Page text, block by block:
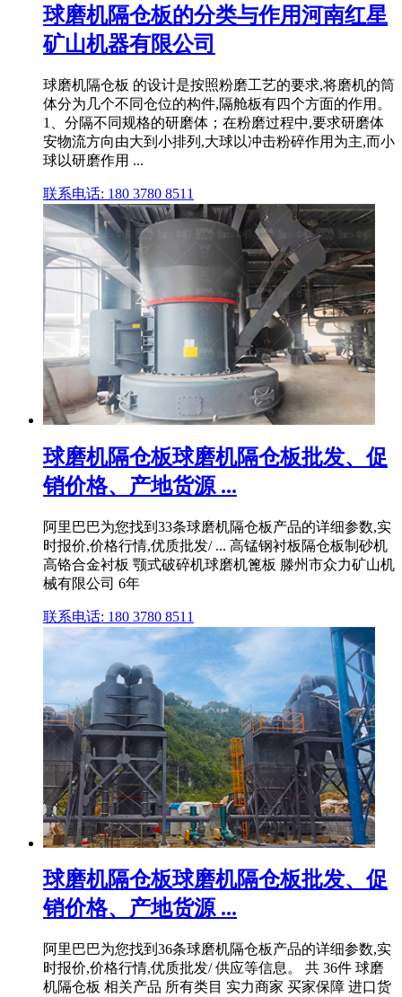
球磨机隔仓板的分类与作用河南红星
矿山机器有限公司
球磨机隔仓板 的设计是按照粉磨工艺的要求,将磨机的筒
体分为几个不同仓位的构件,隔舱板有四个方面的作用。
1、分隔不同规格的研磨体；在粉磨过程中,要求研磨体
安物流方向由大到小排列,大球以冲击粉碎作用为主,而小
球以研磨作用 ...
联系电话: 180 3780 8511
球磨机隔仓板球磨机隔仓板批发、促
销价格、产地货源 ...
阿里巴巴为您找到33条球磨机隔仓板产品的详细参数,实
时报价,价格行情,优质批发/ ... 高锰钢衬板隔仓板制砂机
高铬合金衬板 颚式破碎机球磨机篦板 滕州市众力矿山机
械有限公司 6年
联系电话: 180 3780 8511
球磨机隔仓板球磨机隔仓板批发、促
销价格、产地货源 ...
阿里巴巴为您找到36条球磨机隔仓板产品的详细参数,实
时报价,价格行情,优质批发/ 供应等信息。 共 36件 球磨
机隔仓板 相关产品 所有类目 实力商家 买家保障 进口货